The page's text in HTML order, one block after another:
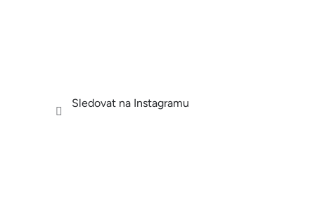
Sledovat na Instagramu